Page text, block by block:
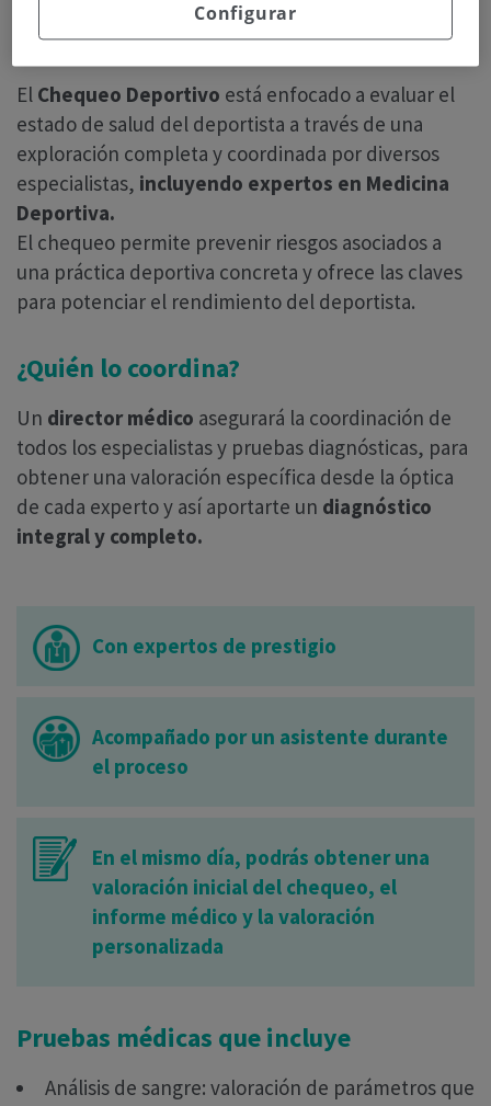
¿Cuál es el objetivo de este chequeo?
El Chequeo Deportivo está enfocado a evaluar el
estado de salud del deportista a través de una
exploración completa y coordinada por diversos
especialistas, incluyendo expertos en Medicina
Deportiva.
El chequeo permite prevenir riesgos asociados a
una práctica deportiva concreta y ofrece las claves
para potenciar el rendimiento del deportista.
¿Quién lo coordina?
Un director médico asegurará la coordinación de
todos los especialistas y pruebas diagnósticas, para
obtener una valoración específica desde la óptica
de cada experto y así aportarte un diagnóstico
integral y completo.
Con expertos de prestigio
Acompañado por un asistente durante
el proceso
En el mismo día, podrás obtener una
valoración inicial del chequeo, el
informe médico y la valoración
personalizada
Pruebas médicas que incluye
Análisis de sangre: valoración de parámetros que
Configurar